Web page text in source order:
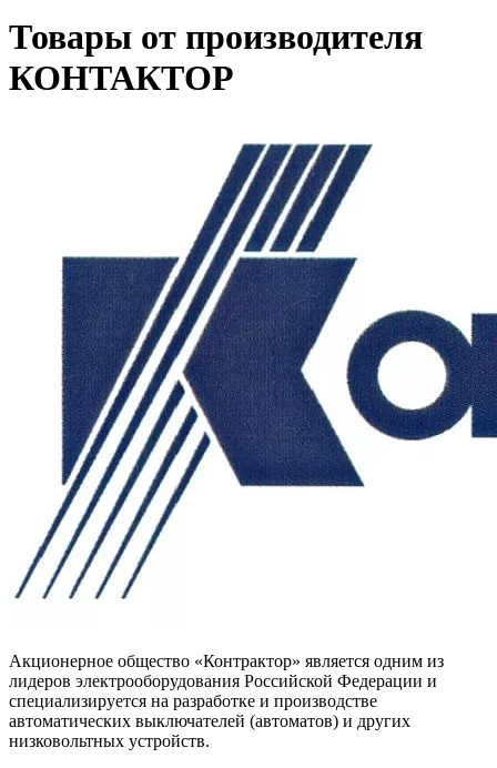
Товары от производителя
КОНТАКТОР
Акционерное общество «Контрактор» является одним из
лидеров электрооборудования Российской Федерации и
специализируется на разработке и производстве
автоматических выключателей (автоматов) и других
низковольтных устройств.